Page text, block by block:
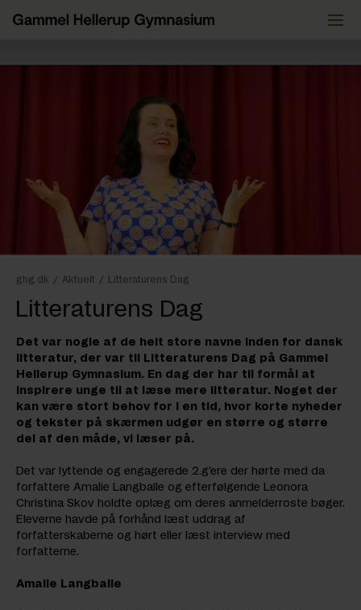
ghg.dk / Aktuelt / Litteraturens Dag
Litteraturens Dag
Det var nogle af de helt store navne inden for dansk
litteratur, der var til Litteraturens Dag på Gammel
Hellerup Gymnasium. En dag der har til formål at
inspirere unge til at læse mere litteratur. Noget der
kan være stort behov for i en tid, hvor korte nyheder
og tekster på skærmen udgør en større og større
del af den måde, vi læser på.
Det var lyttende og engagerede 2.g’ere der hørte med da
forfattere Amalie Langballe og efterfølgende Leonora
Christina Skov holdte oplæg om deres anmelderroste bøger.
Eleverne havde på forhånd læst uddrag af
forfatterskaberne og hørt eller læst interview med
forfatterne.
Amalie Langballe